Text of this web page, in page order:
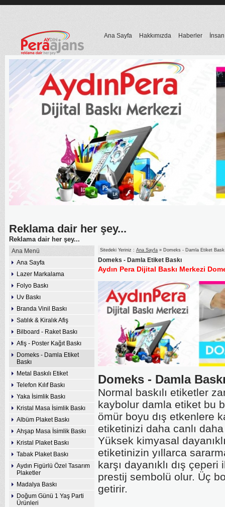
Ana Sayfa Hakkımızda Haberler
Reklama dair her şey...
Reklama dair her şey...
Ana Menü
Ana Sayfa
Lazer Markalama
Folyo Baskı
Uv Baskı
Branda Vinil Baskı
Satılık & Kiralık Afiş
Bilboard - Raket Baskı
Afiş - Poster Kağıt Baskı
Domeks - Damla Etiket
Baskı
Metal Baskılı Etiket
Telefon Kılıf Baskı
Yaka İsimlik Baskı
Kristal Masa İsimlik Baskı
Albüm Plaket Baskı
Ahşap Masa İsimlik Baskı
Kristal Plaket Baskı
Tabak Plaket Baskı
Aydın Figürlü Özel Tasarım
Plaketler
Madalya Baskı
Doğum Günü 1 Yaş Parti
Ürünleri
Sitedeki Yeriniz : Ana Sayfa » Domeks - Damla Etiket
Domeks - Damla Etiket Baskı
Aydın Pera Dijital Baskı Merkezi
Domeks - Damla
Normal baskılı etiketler
kaybolur damla etiket bu
ömür boyu dış etkenlere
etiketinizi daha canlı
Yüksek kimyasal
etiketinizin yıllarca
karşı dayanıklı dış
prestij sembolü olur. Üç
getirir.